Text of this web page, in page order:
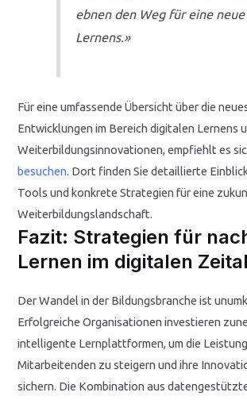
ebnen den Weg für eine neue
Lernens.»
Für eine umfassende Übersicht über die
Entwicklungen im Bereich digitalen Lernens
Weiterbildungsinnovationen, empfiehlt es
besuchen. Dort finden Sie detaillierte
Tools und konkrete Strategien für eine
Weiterbildungslandschaft.
Fazit: Strategien für
Lernen im digitalen
Der Wandel in der Bildungsbranche ist
Erfolgreiche Organisationen investieren
intelligente Lernplattformen, um die
Mitarbeitenden zu steigern und ihre
sichern. Die Kombination aus